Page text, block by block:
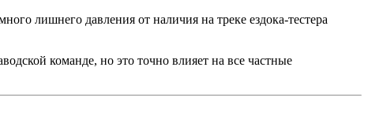
лишнего давления от наличия на треке ездока-тестера
команде, но это точно влияет на все частные